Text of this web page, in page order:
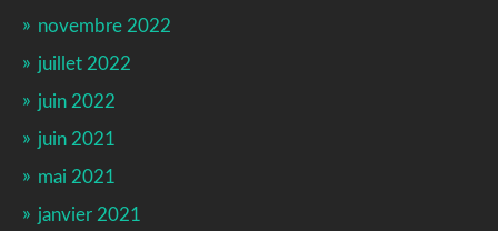
novembre 2022
juillet 2022
juin 2022
juin 2021
mai 2021
janvier 2021